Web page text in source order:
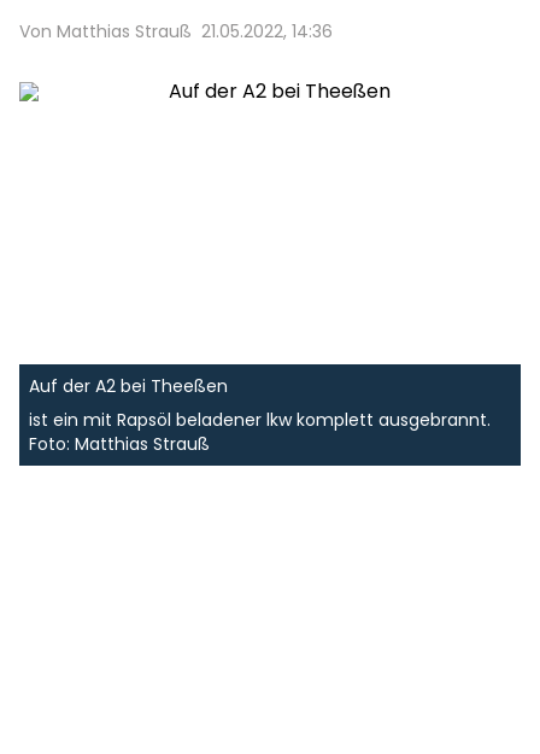
Von Matthias Strauß 21.05.2022, 14:36
Auf der A2 bei Theeßen
ist ein mit Rapsöl beladener lkw komplett ausgebrannt.
Foto: Matthias Strauß